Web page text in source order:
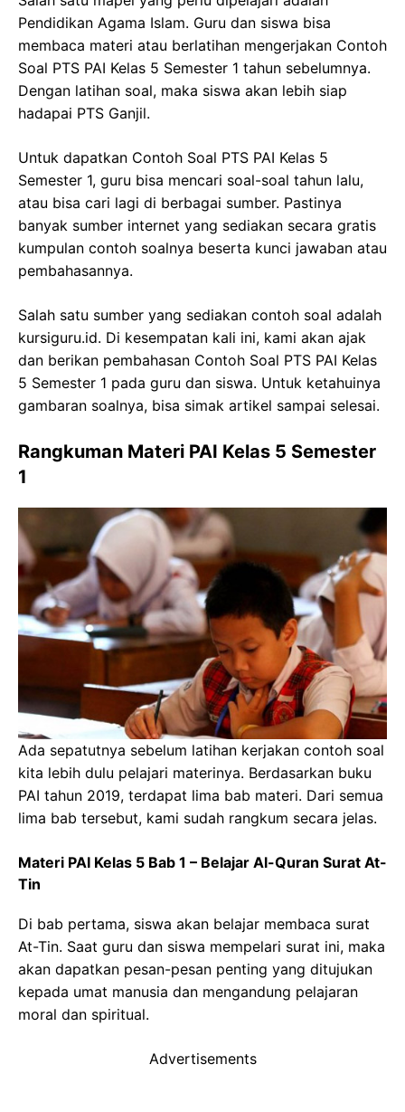
Pendidikan Agama Islam. Guru dan siswa bisa
membaca materi atau berlatihan mengerjakan Contoh
Soal PTS PAI Kelas 5 Semester 1 tahun sebelumnya.
Dengan latihan soal, maka siswa akan lebih siap
hadapai PTS Ganjil.
Untuk dapatkan Contoh Soal PTS PAI Kelas 5
Semester 1, guru bisa mencari soal-soal tahun lalu,
atau bisa cari lagi di berbagai sumber. Pastinya
banyak sumber internet yang sediakan secara gratis
kumpulan contoh soalnya beserta kunci jawaban atau
pembahasannya.
Salah satu sumber yang sediakan contoh soal adalah
kursiguru.id. Di kesempatan kali ini, kami akan ajak
dan berikan pembahasan Contoh Soal PTS PAI Kelas
5 Semester 1 pada guru dan siswa. Untuk ketahuinya
gambaran soalnya, bisa simak artikel sampai selesai.
Rangkuman Materi PAI Kelas 5 Semester
1
Ada sepatutnya sebelum latihan kerjakan contoh soal
kita lebih dulu pelajari materinya. Berdasarkan buku
PAI tahun 2019, terdapat lima bab materi. Dari semua
lima bab tersebut, kami sudah rangkum secara jelas.
Materi PAI Kelas 5 Bab 1 – Belajar Al-Quran Surat At-
Tin
Di bab pertama, siswa akan belajar membaca surat
At-Tin. Saat guru dan siswa mempelari surat ini, maka
akan dapatkan pesan-pesan penting yang ditujukan
kepada umat manusia dan mengandung pelajaran
moral dan spiritual.
Advertisements